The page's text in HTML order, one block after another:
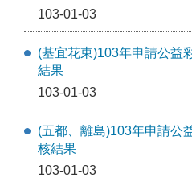
103-01-03
(基宜花東)103年申請公益
結果
103-01-03
(五都、離島)103年申請公
核結果
103-01-03